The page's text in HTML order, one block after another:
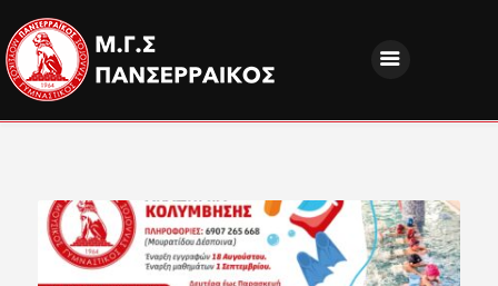
ΑΚΑΔΗΜΙΕΣ
ΦΙΛΑΘΛΟΙ